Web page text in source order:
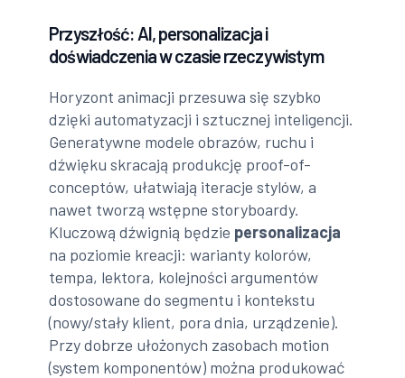
Przyszłość: AI, personalizacja i
doświadczenia w czasie rzeczywistym
Horyzont animacji przesuwa się szybko
dzięki automatyzacji i sztucznej inteligencji.
Generatywne modele obrazów, ruchu i
dźwięku skracają produkcję proof-of-
conceptów, ułatwiają iteracje stylów, a
nawet tworzą wstępne storyboardy.
Kluczową dźwignią będzie personalizacja
na poziomie kreacji: warianty kolorów,
tempa, lektora, kolejności argumentów
dostosowane do segmentu i kontekstu
(nowy/stały klient, pora dnia, urządzenie).
Przy dobrze ułożonych zasobach motion
(system komponentów) można produkować